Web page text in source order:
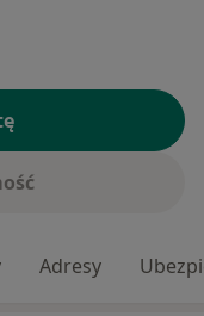
Adresy